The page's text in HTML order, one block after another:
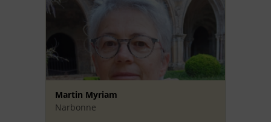
Martin Myriam
Narbonne